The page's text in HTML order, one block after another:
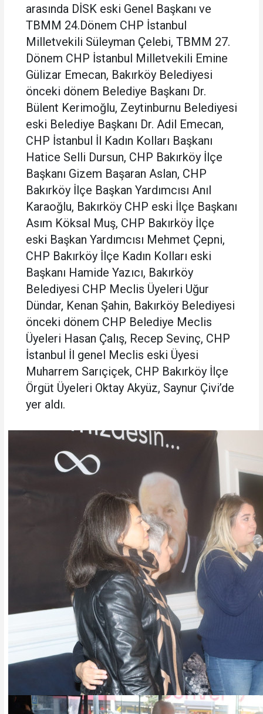
arasında DİSK eski Genel Başkanı ve
TBMM 24.Dönem CHP İstanbul
Milletvekili Süleyman Çelebi, TBMM 27.
Dönem CHP İstanbul Milletvekili Emine
Gülizar Emecan, Bakırköy Belediyesi
önceki dönem Belediye Başkanı Dr.
Bülent Kerimoğlu, Zeytinburnu Belediyesi
eski Belediye Başkanı Dr. Adil Emecan,
CHP İstanbul İl Kadın Kolları Başkanı
Hatice Selli Dursun, CHP Bakırköy İlçe
Başkanı Gizem Başaran Aslan, CHP
Bakırköy İlçe Başkan Yardımcısı Anıl
Karaoğlu, Bakırköy CHP eski İlçe Başkanı
Asım Köksal Muş, CHP Bakırköy İlçe
eski Başkan Yardımcısı Mehmet Çepni,
CHP Bakırköy İlçe Kadın Kolları eski
Başkanı Hamide Yazıcı, Bakırköy
Belediyesi CHP Meclis Üyeleri Uğur
Dündar, Kenan Şahin, Bakırköy Belediyesi
önceki dönem CHP Belediye Meclis
Üyeleri Hasan Çalış, Recep Sevinç, CHP
İstanbul İl genel Meclis eski Üyesi
Muharrem Sarıçiçek, CHP Bakırköy İlçe
Örgüt Üyeleri Oktay Akyüz, Saynur Çivi’de
yer aldı.